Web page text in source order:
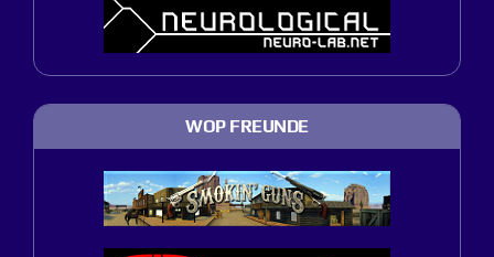
WOP FREUNDE